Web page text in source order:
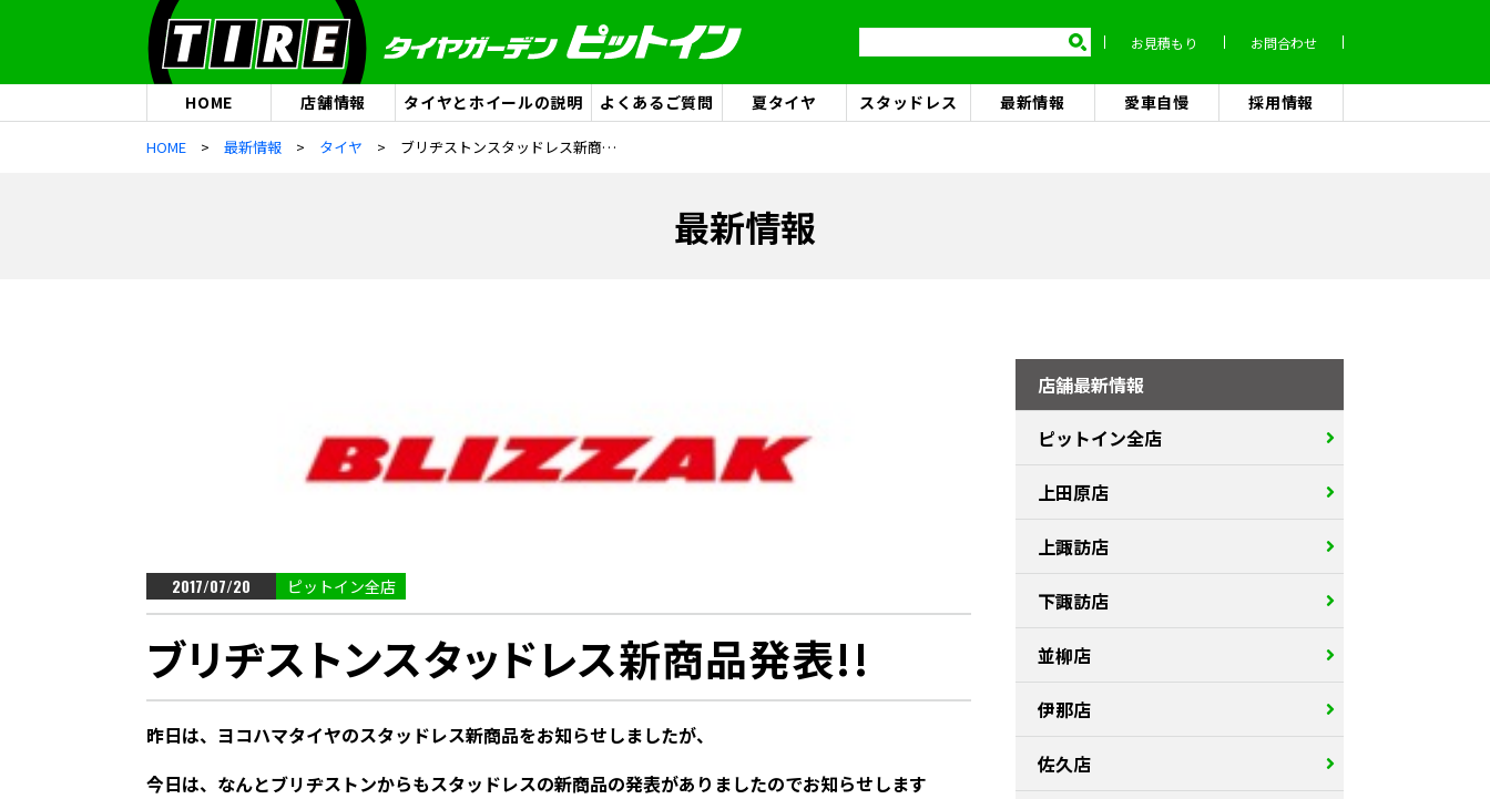
お見積もり お問合わせ
HOME 店舗情報 タイヤとホイールの説明 よくあるご質問 夏タイヤ スタッドレス 最新情報 愛車自慢 採用情報
HOME 最新情報 タイヤ ブリヂストンスタッドレス新商品発表!!
最新情報
2017/07/20 ピットイン全店
ブリヂストンスタッドレス新商品発表!!
昨日は、ヨコハマタイヤのスタッドレス新商品をお知らせしましたが、
今日は、なんとブリヂストンからもスタッドレスの新商品の発表がありましたのでお知らせします
店舗最新情報
ピットイン全店
上田原店
上諏訪店
下諏訪店
並柳店
伊那店
佐久店